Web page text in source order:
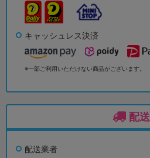
キャッシュレス決済
※一部ご利用いただけない商品がございます。
配送
配送業者